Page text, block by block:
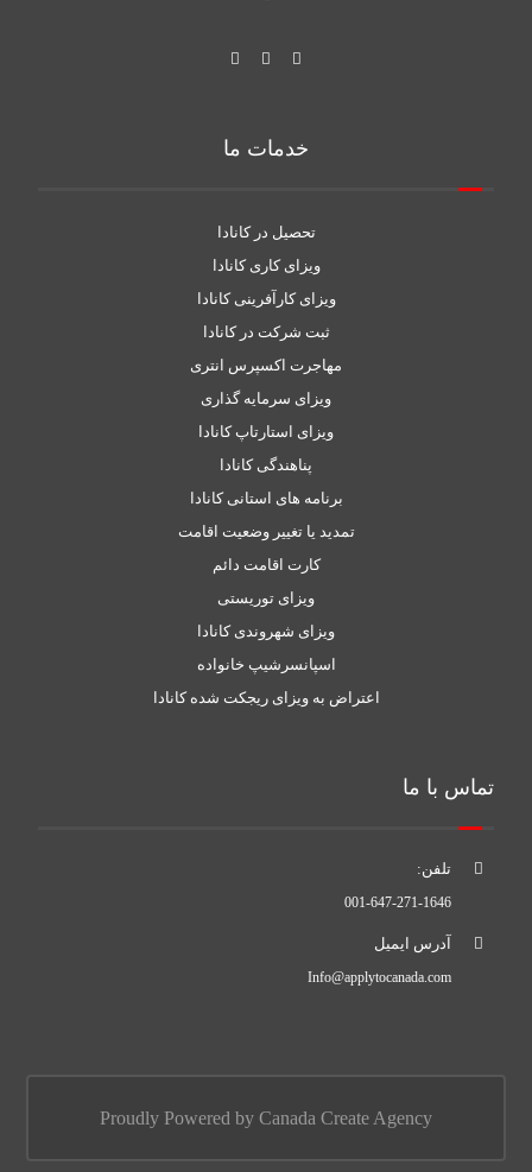
خدمات ما
تحصیل در کانادا
ویزای کاری کانادا
ویزای کارآفرینی کانادا
ثبت شرکت در کانادا
مهاجرت اکسپرس انتری
ویزای سرمایه گذاری
ویزای استارتاپ کانادا
پناهندگی کانادا
برنامه های استانی کانادا
تمدید یا تغییر وضعیت اقامت
کارت اقامت دائم
ویزای توریستی
ویزای شهروندی کانادا
اسپانسرشیپ خانواده
اعتراض به ویزای ریجکت شده کانادا
تماس با ما
تلفن:
001-647-271-1646
آدرس ایمیل
Info@applytocanada.com
Proudly Powered by Canada Create Agency